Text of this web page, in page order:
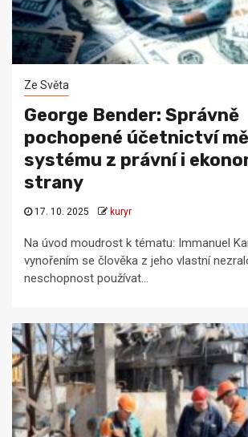
Ze Světa
George Bender: Správně
pochopené účetnictví
systému z právní i
strany
17. 10. 2025 kuryr
Na úvod moudrost k tématu: Immanuel
vynořením se člověka z jeho vlastní
neschopnost používat...